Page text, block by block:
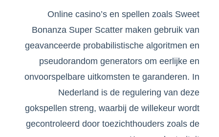
Online casino’s en spellen zoals Sweet
Bonanza Super Scatter maken gebruik van
geavanceerde probabilistische algoritmen en
pseudorandom generators om eerlijke en
onvoorspelbare uitkomsten te garanderen. In
Nederland is de regulering van deze
gokspellen streng, waarbij de willekeur wordt
gecontroleerd door toezichthouders zoals de